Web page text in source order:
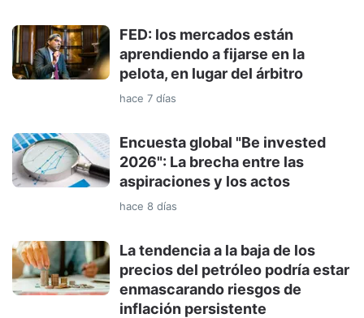
FED: los mercados están
aprendiendo a fijarse en la
pelota, en lugar del árbitro
hace 7 días
Encuesta global "Be invested
2026": La brecha entre las
aspiraciones y los actos
hace 8 días
La tendencia a la baja de los
precios del petróleo podría estar
enmascarando riesgos de
inflación persistente